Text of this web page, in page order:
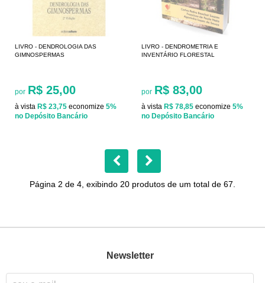
LIVRO - DENDROLOGIA DAS
GIMNOSPERMAS
por R$ 25,00
à vista R$ 23,75 economize 5%
no Depósito Bancário
LIVRO - DENDROMETRIA E
INVENTÁRIO FLORESTAL
por R$ 83,00
à vista R$ 78,85 economize 5%
no Depósito Bancário
Página 2 de 4, exibindo 20 produtos de um total de 67.
Newsletter